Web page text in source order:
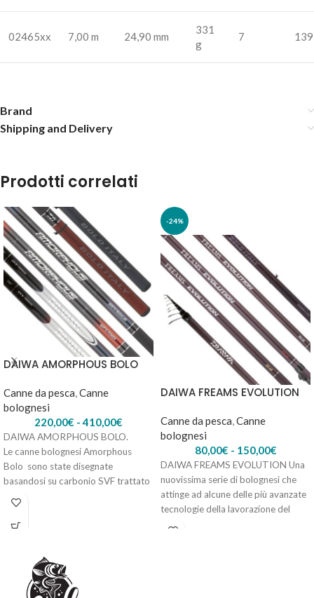
02465xx 7,00 m 24,90 mm
331
g
7
Brand
Shipping and Delivery
Prodotti correlati
DAIWA AMORPHOUS BOLO
Canne da pesca,Canne
bolognesi
220,00€ - 410,00€
DAIWA AMORPHOUS BOLO.
Le canne bolognesi Amorphous
Bolo sono state disegnate
basandosi su carbonio SVF trattato
Nanoplus, una tecnologia che riesce
ad
-24%
DAIWA FREAMS EVOLUTION
Canne da pesca,Canne
bolognesi
80,00€ - 150,00€
DAIWA FREAMS EVOLUTION Una
nuovissima serie di bolognesi che
attinge ad alcune delle più avanzate
tecnologie della lavorazione del